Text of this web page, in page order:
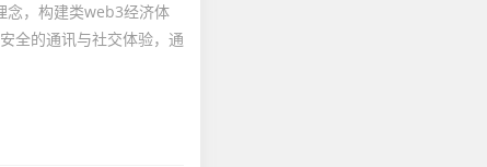
念，构建类web3经济体
全的通讯与社交体验，通